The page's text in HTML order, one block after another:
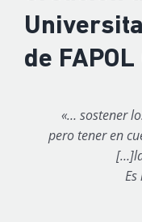
de FAPOL
«… sostener
pero tener en